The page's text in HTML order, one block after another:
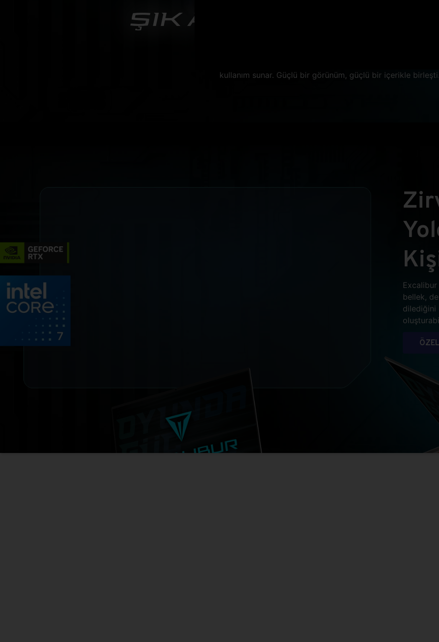
ŞIK ALÜMİNYUM
kullanım sunar. Güçlü bir görünüm, güçlü bir içerikle birleşti.
Excalibur
bellek,
dilediğini